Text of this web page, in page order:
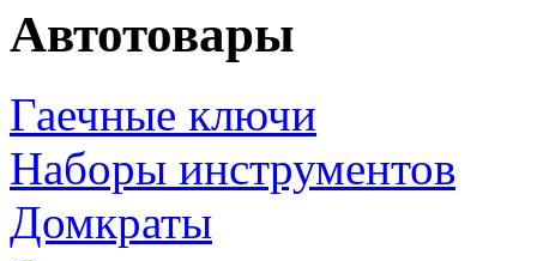
Автотовары
Гаечные ключи
Наборы инструментов
Домкраты